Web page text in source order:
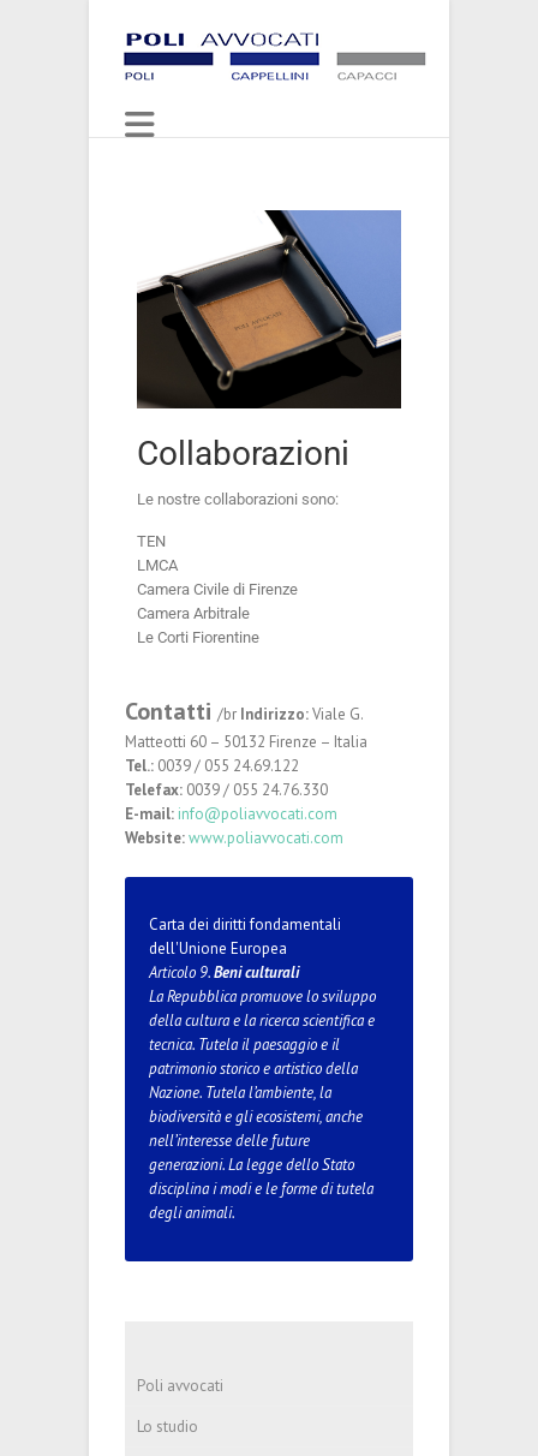
Collaborazioni
Le nostre collaborazioni sono:
TEN
LMCA
Camera Civile di Firenze
Camera Arbitrale
Le Corti Fiorentine
Contatti /br Indirizzo:Viale G.
Matteotti 60 – 50132 Firenze – Italia
Tel.: 0039 / 055 24.69.122
Telefax: 0039 / 055 24.76.330
E-mail: info@poliavvocati.com
Website:www.poliavvocati.com
Carta dei diritti fondamentali
dell'Unione Europea
Articolo 9.Beni culturali
La Repubblica promuove lo sviluppo
della cultura e la ricerca scientifica e
tecnica. Tutela il paesaggio e il
patrimonio storico e artistico della
Nazione. Tutela l’ambiente, la
biodiversità e gli ecosistemi, anche
nell’interesse delle future
generazioni. La legge dello Stato
disciplina i modi e le forme di tutela
degli animali.
Poli avvocati
Lo studio